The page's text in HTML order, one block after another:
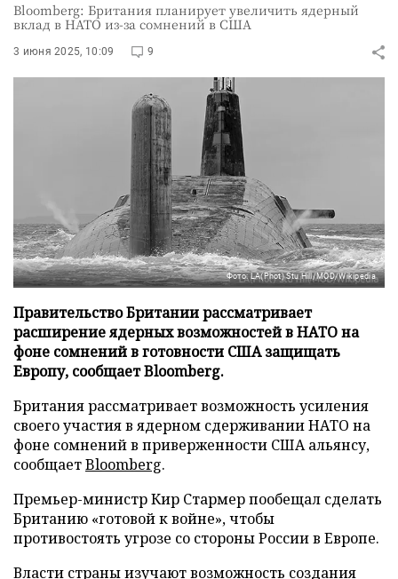
Bloomberg: Британия планирует увеличить ядерный
вклад в НАТО из-за сомнений в США
3 июня 2025, 10:09 9
Фото: LA(Phot) Stu Hill/MOD/Wikipedia
Правительство Британии рассматривает
расширение ядерных возможностей в НАТО на
фоне сомнений в готовности США защищать
Европу, сообщает Bloomberg.
Британия рассматривает возможность усиления
своего участия в ядерном сдерживании НАТО на
фоне сомнений в приверженности США альянсу,
сообщаетBloomberg.
Премьер-министр Кир Стармер пообещал сделать
Британию «готовой к войне», чтобы
противостоять угрозе со стороны России в Европе.
Власти страны изучают возможность создания